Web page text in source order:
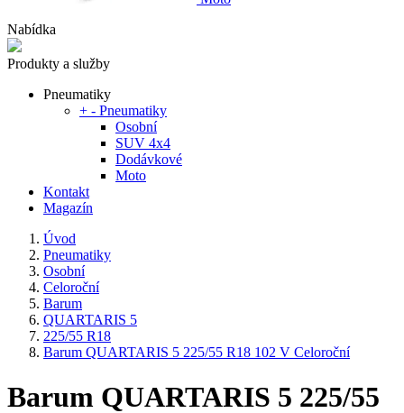
Nabídka
Produkty a služby
Pneumatiky
+ - Pneumatiky
Osobní
SUV 4x4
Dodávkové
Moto
Kontakt
Magazín
Úvod
Pneumatiky
Osobní
Celoroční
Barum
QUARTARIS 5
225/55 R18
Barum QUARTARIS 5 225/55 R18 102 V Celoroční
Barum QUARTARIS 5 225/55